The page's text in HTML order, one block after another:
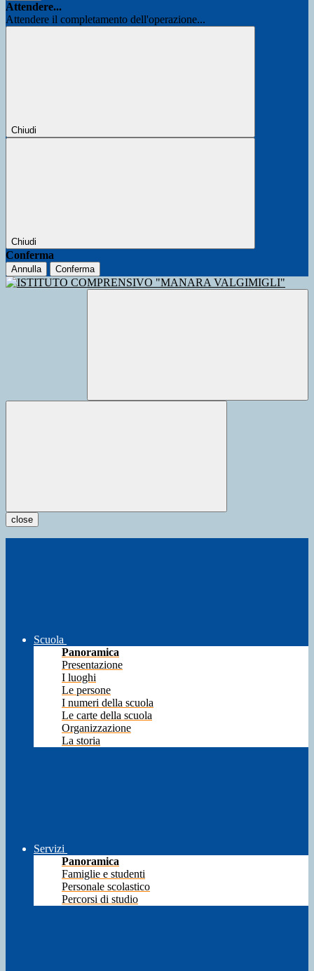
Attendere...
Attendere il completamento dell'operazione...
Chiudi
Chiudi
Conferma
Annulla Conferma
close
Scuola
Panoramica
Presentazione
I luoghi
Le persone
I numeri della scuola
Le carte della scuola
Organizzazione
La storia
Servizi
Panoramica
Famiglie e studenti
Personale scolastico
Percorsi di studio